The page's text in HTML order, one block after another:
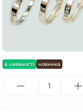
в наявності новинка